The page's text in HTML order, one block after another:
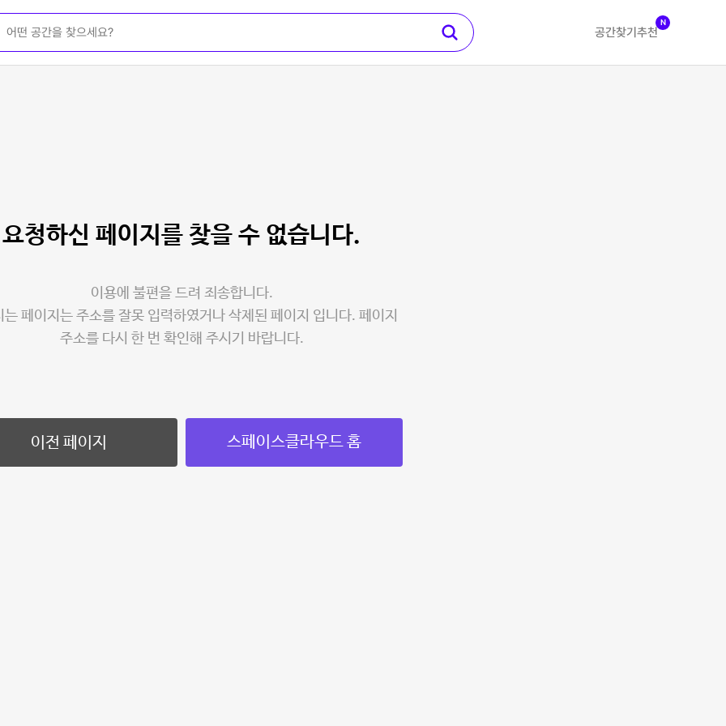
공간찾기 추천
N
요청하신 페이지를 찾을 수 없습니다.
이용에 불편을 드려 죄송합니다.
는 페이지는 주소를 잘못 입력하였거나 삭제된 페이지 입니다. 페이지
주소를 다시 한 번 확인해 주시기 바랍니다.
이전 페이지 스페이스클라우드 홈